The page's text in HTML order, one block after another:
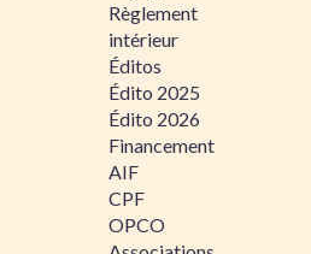
Règlement
intérieur
Éditos
Édito 2025
Édito 2026
Financement
AIF
CPF
OPCO